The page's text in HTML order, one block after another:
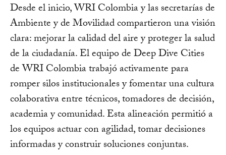
Desde el inicio, WRI Colombia y las secretarías de
Ambiente y de Movilidad compartieron una visión
clara: mejorar la calidad del aire y proteger la salud
de la ciudadanía. El equipo de Deep Dive Cities
de WRI Colombia trabajó activamente para
romper silos institucionales y fomentar una cultura
colaborativa entre técnicos, tomadores de decisión,
academia y comunidad. Esta alineación permitió a
los equipos actuar con agilidad, tomar decisiones
informadas y construir soluciones conjuntas.